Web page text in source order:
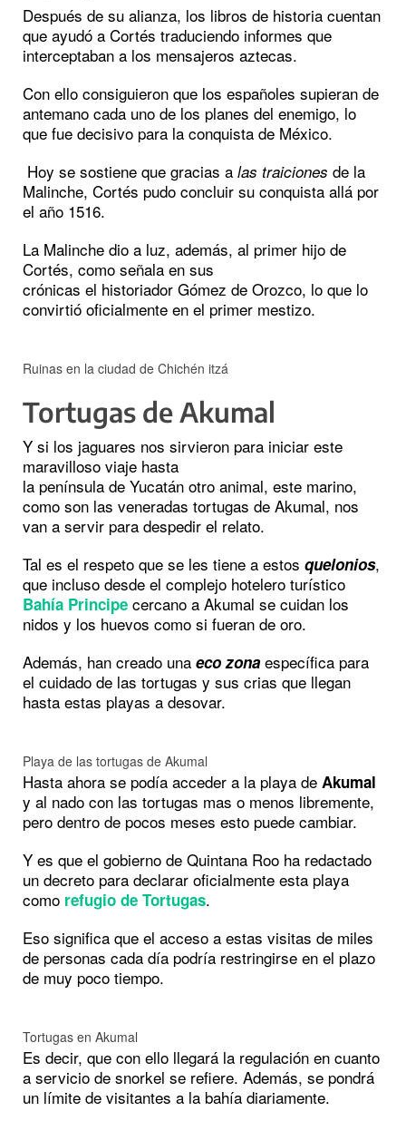
Después de su alianza, los libros de historia cuentan
que ayudó a Cortés traduciendo informes que
interceptaban a los mensajeros aztecas.
Con ello consiguieron que los españoles supieran de
antemano cada uno de los planes del enemigo, lo
que fue decisivo para la conquista de México.
Hoy se sostiene que gracias a las traiciones de la
Malinche, Cortés pudo concluir su conquista allá por
el año 1516.
La Malinche dio a luz, además, al primer hijo de
Cortés, como señala en sus
crónicas el historiador Gómez de Orozco, lo que lo
convirtió oficialmente en el primer mestizo.
Ruinas en la ciudad de Chichén itzá
Tortugas de Akumal
Y si los jaguares nos sirvieron para iniciar este
maravilloso viaje hasta
la península de Yucatán otro animal, este marino,
como son las veneradas tortugas de Akumal, nos
van a servir para despedir el relato.
Tal es el respeto que se les tiene a estos quelonios,
que incluso desde el complejo hotelero turístico
Bahía Principe cercano a Akumal se cuidan los
nidos y los huevos como si fueran de oro.
Además, han creado una eco zona específica para
el cuidado de las tortugas y sus crias que llegan
hasta estas playas a desovar.
Playa de las tortugas de Akumal
Hasta ahora se podía acceder a la playa de Akumal
y al nado con las tortugas mas o menos libremente,
pero dentro de pocos meses esto puede cambiar.
Y es que el gobierno de Quintana Roo ha redactado
un decreto para declarar oficialmente esta playa
como refugio de Tortugas.
Eso significa que el acceso a estas visitas de miles
de personas cada día podría restringirse en el plazo
de muy poco tiempo.
Tortugas en Akumal
Es decir, que con ello llegará la regulación en cuanto
a servicio de snorkel se refiere. Además, se pondrá
un límite de visitantes a la bahía diariamente.